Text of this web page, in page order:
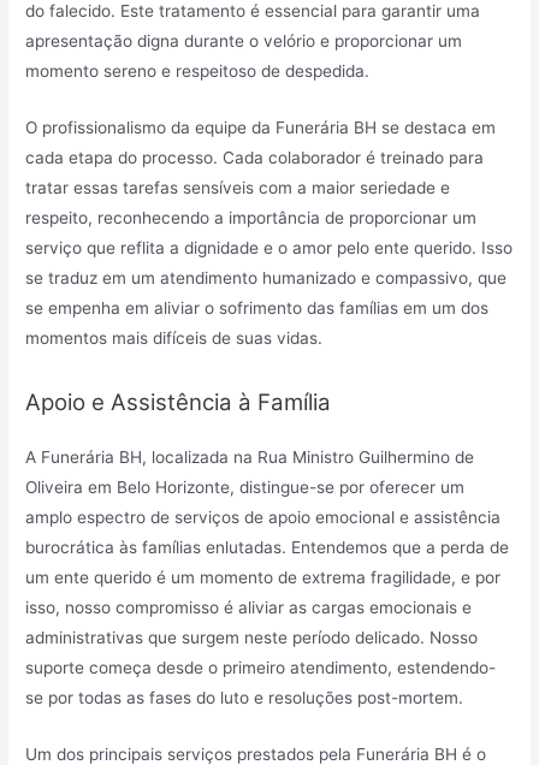
do falecido. Este tratamento é essencial para garantir uma
apresentação digna durante o velório e proporcionar um
momento sereno e respeitoso de despedida.
O profissionalismo da equipe da Funerária BH se destaca em
cada etapa do processo. Cada colaborador é treinado para
tratar essas tarefas sensíveis com a maior seriedade e
respeito, reconhecendo a importância de proporcionar um
serviço que reflita a dignidade e o amor pelo ente querido. Isso
se traduz em um atendimento humanizado e compassivo, que
se empenha em aliviar o sofrimento das famílias em um dos
momentos mais difíceis de suas vidas.
Apoio e Assistência à Família
A Funerária BH, localizada na Rua Ministro Guilhermino de
Oliveira em Belo Horizonte, distingue-se por oferecer um
amplo espectro de serviços de apoio emocional e assistência
burocrática às famílias enlutadas. Entendemos que a perda de
um ente querido é um momento de extrema fragilidade, e por
isso, nosso compromisso é aliviar as cargas emocionais e
administrativas que surgem neste período delicado. Nosso
suporte começa desde o primeiro atendimento, estendendo-
se por todas as fases do luto e resoluções post-mortem.
Um dos principais serviços prestados pela Funerária BH é o